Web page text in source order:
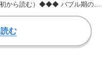
初から読む）◆◆◆ バブル期の京
む